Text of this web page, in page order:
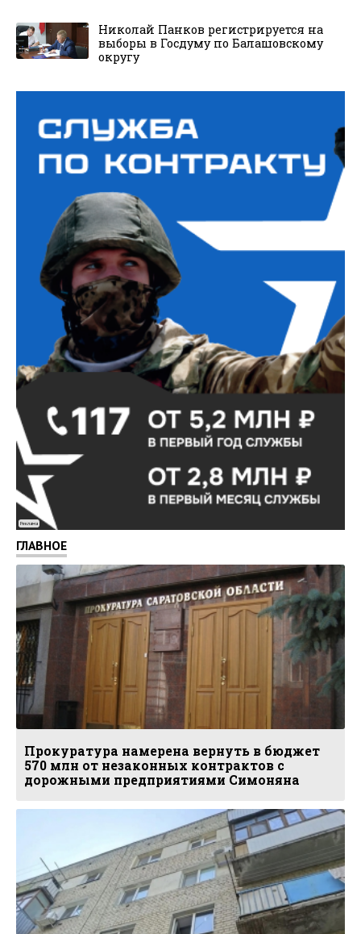
Николай Панков регистрируется на
выборы в Госдуму по Балашовскому
округу
Реклама
ГЛАВНОЕ
Прокуратура намерена вернуть в бюджет
570 млн от незаконных контрактов с
дорожными предприятиями Симоняна